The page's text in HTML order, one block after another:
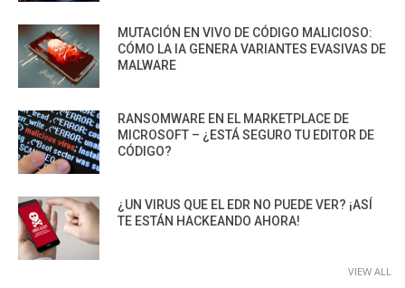
MUTACIÓN EN VIVO DE CÓDIGO MALICIOSO:
CÓMO LA IA GENERA VARIANTES EVASIVAS DE
MALWARE
RANSOMWARE EN EL MARKETPLACE DE
MICROSOFT – ¿ESTÁ SEGURO TU EDITOR DE
CÓDIGO?
¿UN VIRUS QUE EL EDR NO PUEDE VER? ¡ASÍ
TE ESTÁN HACKEANDO AHORA!
VIEW ALL